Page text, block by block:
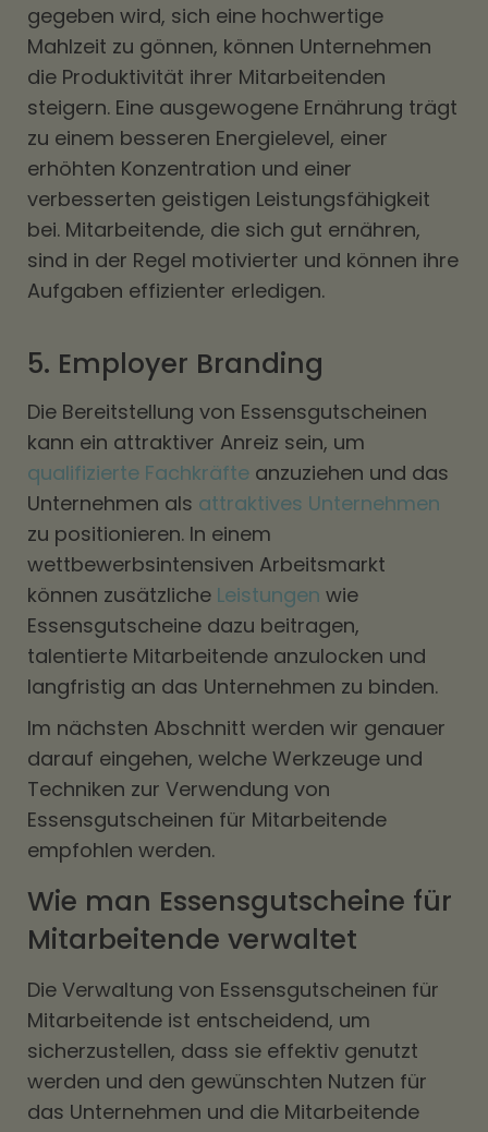
gegeben wird, sich eine hochwertige
Mahlzeit zu gönnen, können Unternehmen
die Produktivität ihrer Mitarbeitenden
steigern. Eine ausgewogene Ernährung trägt
zu einem besseren Energielevel, einer
erhöhten Konzentration und einer
verbesserten geistigen Leistungsfähigkeit
bei. Mitarbeitende, die sich gut ernähren,
sind in der Regel motivierter und können ihre
Aufgaben effizienter erledigen.
5. Employer Branding
Die Bereitstellung von Essensgutscheinen
kann ein attraktiver Anreiz sein, um
qualifizierte Fachkräfte anzuziehen und das
Unternehmen als attraktives Unternehmen
zu positionieren. In einem
wettbewerbsintensiven Arbeitsmarkt
können zusätzliche Leistungen wie
Essensgutscheine dazu beitragen,
talentierte Mitarbeitende anzulocken und
langfristig an das Unternehmen zu binden.
Im nächsten Abschnitt werden wir genauer
darauf eingehen, welche Werkzeuge und
Techniken zur Verwendung von
Essensgutscheinen für Mitarbeitende
empfohlen werden.
Wie man Essensgutscheine für
Mitarbeitende verwaltet
Die Verwaltung von Essensgutscheinen für
Mitarbeitende ist entscheidend, um
sicherzustellen, dass sie effektiv genutzt
werden und den gewünschten Nutzen für
das Unternehmen und die Mitarbeitende